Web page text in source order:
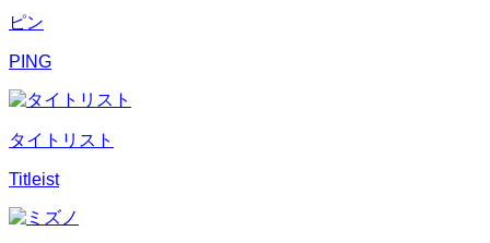
ピン
PING
タイトリスト
Titleist